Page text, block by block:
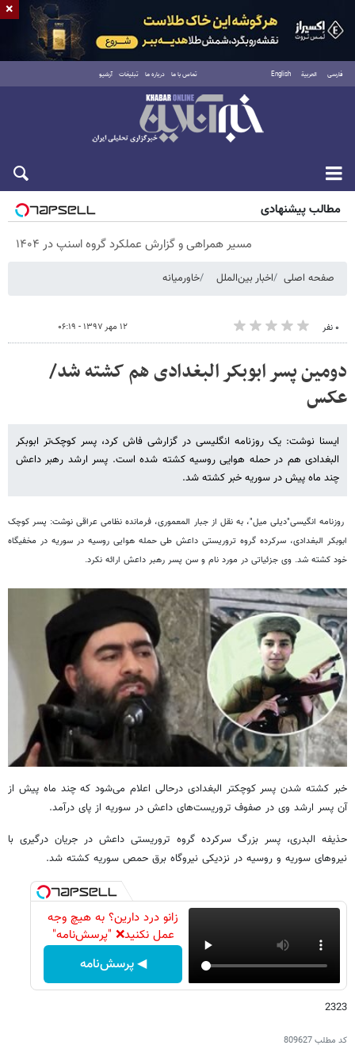
فارسی العربية English تماس با ما درباره ما تبلیغات آرشیو
شنبه ۱۷ مرداد ۱۴۰۵
مطالب پیشنهادی
مسیر همراهی و گزارش عملکرد گروه اسنپ در ۱۴۰۴
صفحه اصلی اخبار بین‌الملل خاورمیانه
۰ نفر ۱۲ مهر ۱۳۹۷ - ۰۶:۱۹
دومین پسر ابوبکر البغدادی هم کشته شد/
عکس
ایسنا نوشت: یک روزنامه انگلیسی در گزارشی فاش کرد، پسر کوچک‌تر ابوبکر
البغدادی هم در حمله هوایی روسیه کشته شده است. پسر ارشد رهبر داعش
چند ماه پیش در سوریه خبر کشته شد.
روزنامه انگیسی"دیلی میل"، به نقل از جبار المعموری، فرمانده نظامی عراقی نوشت: پسر کوچک
ابوبکر البغدادی، سرکرده گروه تروریستی داعش طی حمله هوایی روسیه در سوریه در مخفیگاه
خود کشته شد. وی جزئیاتی در مورد نام و سن پسر رهبر داعش ارائه نکرد.
خبر کشته شدن پسر کوچکتر البغدادی درحالی اعلام می‌شود که چند ماه پیش از
آن پسر ارشد وی در صفوف تروریست‌های داعش در سوریه از پای درآمد.
حذیفه البدری، پسر بزرگ سرکرده گروه تروریستی داعش در جریان درگیری با
نیروهای سوریه و روسیه در نزدیکی نیروگاه برق حمص سوریه کشته شد.
زانو درد دارین؟ به هیچ وجه
عمل نکنید❌ "پرسش‌نامه"
◀ پرسش‌نامه
2323
کد مطلب809627
×